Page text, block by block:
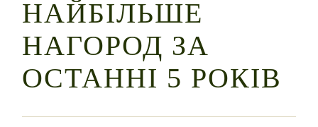
НАЙБІЛЬШЕ
НАГОРОД ЗА
ОСТАННІ 5 РОКІВ